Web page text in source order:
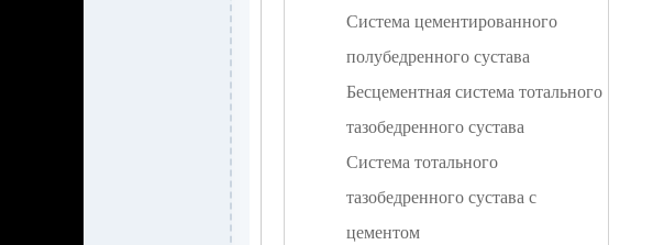
Система цементированного
полубедренного сустава
Бесцементная система тотального
тазобедренного сустава
Система тотального
тазобедренного сустава с
цементом